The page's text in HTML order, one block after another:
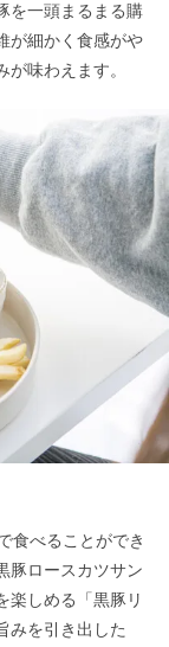
を一頭まるまる購
が細かく食感がや
味わえます。
食べることができ
豚ロースカツサン
楽しめる「黒豚リ
みを引き出した